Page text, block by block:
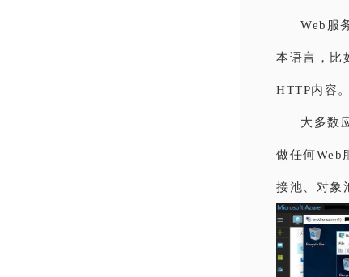
Web服
本语言，比
HTTP内容。
大多数
做任何Web
接池、对象